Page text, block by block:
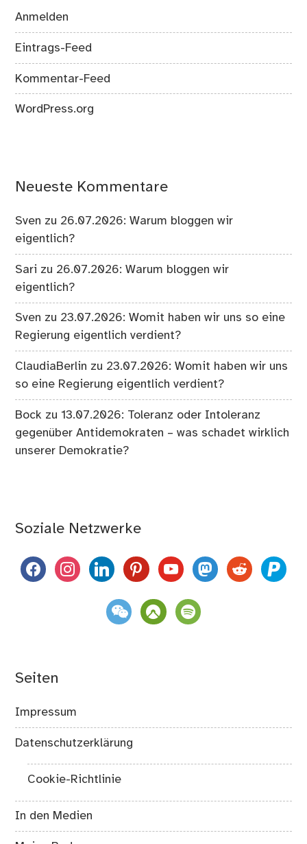
Anmelden
Eintrags-Feed
Kommentar-Feed
WordPress.org
Neueste Kommentare
Sven zu 26.07.2026: Warum bloggen wir
eigentlich?
Sari zu 26.07.2026: Warum bloggen wir
eigentlich?
Sven zu 23.07.2026: Womit haben wir uns so eine
Regierung eigentlich verdient?
ClaudiaBerlin zu 23.07.2026: Womit haben wir uns
so eine Regierung eigentlich verdient?
Bock zu13.07.2026: Toleranz oder Intoleranz
gegenüber Antidemokraten – was schadet wirklich
unserer Demokratie?
Soziale Netzwerke
facebookinstagramlinkedinpinterestyoutubemastodon
reddit paypal
weixin komootspotify
Seiten
Impressum
Datenschutzerklärung
Cookie-Richtlinie
In den Medien